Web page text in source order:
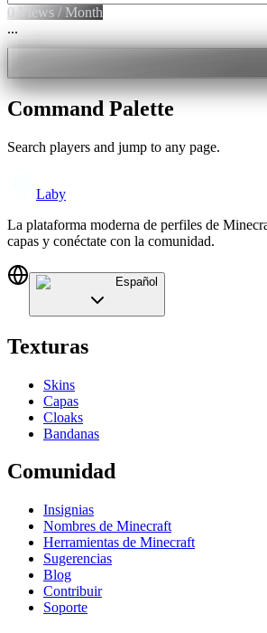
0 Views / Month
...
Command Palette
Search players and jump to any page.
Laby
La plataforma moderna de perfiles de
capas y conéctate con la comunidad.
Español
Texturas
Skins
Capas
Cloaks
Bandanas
Comunidad
Insignias
Nombres de Minecraft
Herramientas de Minecraft
Sugerencias
Blog
Contribuir
Soporte